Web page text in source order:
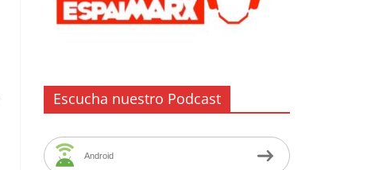
Escucha nuestro Podcast
Android